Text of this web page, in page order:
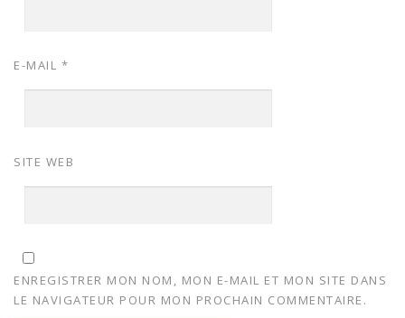
E-MAIL *
SITE WEB
ENREGISTRER MON NOM, MON E-MAIL ET MON SITE DANS
LE NAVIGATEUR POUR MON PROCHAIN COMMENTAIRE.